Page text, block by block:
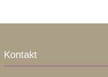
Kontakt